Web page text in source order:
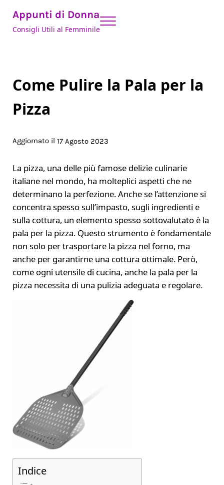
Appunti di Donna
Consigli Utili al Femminile
Menu
Come Pulire la Pala per la
Pizza
Aggiornato il 17 Agosto 2023
La pizza, una delle più famose delizie culinarie
italiane nel mondo, ha molteplici aspetti che ne
determinano la perfezione. Anche se l’attenzione si
concentra spesso sull’impasto, sugli ingredienti e
sulla cottura, un elemento spesso sottovalutato è la
pala per la pizza. Questo strumento è fondamentale
non solo per trasportare la pizza nel forno, ma
anche per garantirne una cottura ottimale. Però,
come ogni utensile di cucina, anche la pala per la
pizza necessita di una pulizia adeguata e regolare.
Indice